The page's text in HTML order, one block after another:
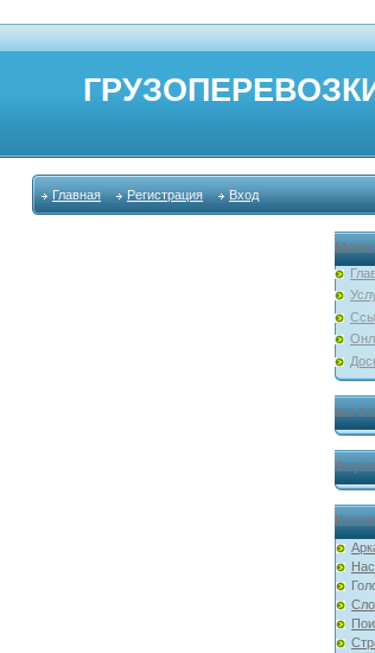
Главная Регистрация Вход
Меню
мы в